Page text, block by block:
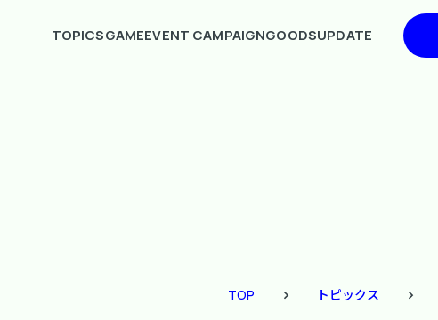
TOPICSGAMEEVENT CAMPAIGNGOODSUPDATE
TOP トピックス